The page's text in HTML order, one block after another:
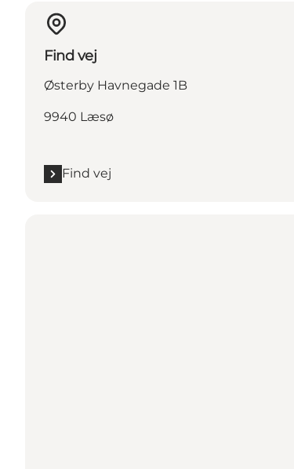
Find vej
Østerby Havnegade 1B
9940 Læsø
Find vej